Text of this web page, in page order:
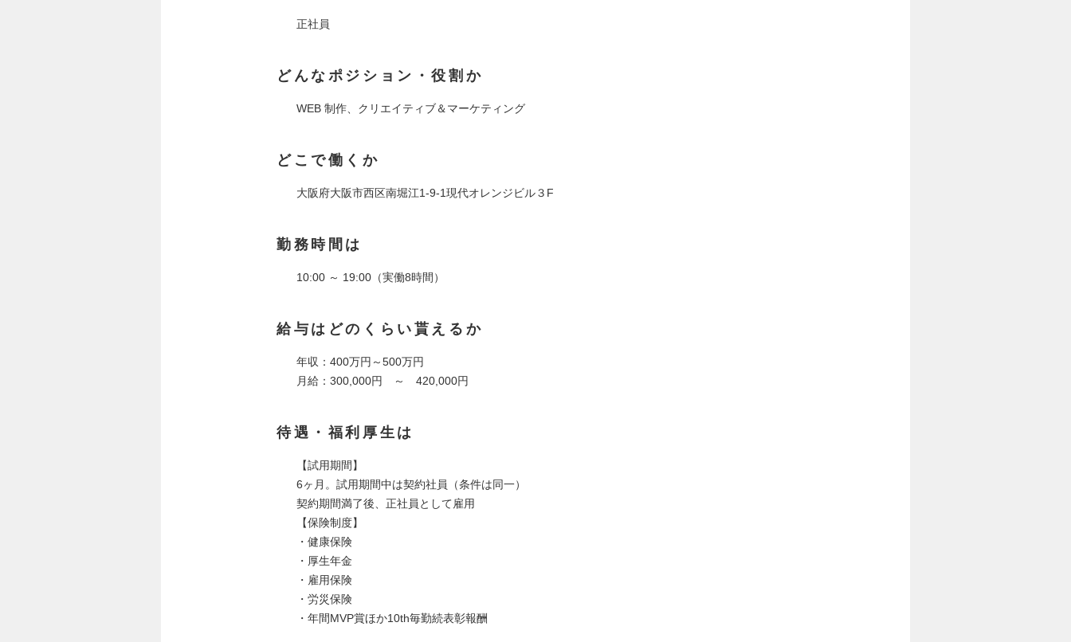
正社員
どんなポジション・役割か
WEB 制作、クリエイティブ＆マーケティング
どこで働くか
大阪府大阪市西区南堀江1-9-1現代オレンジビル３F
勤務時間は
10:00 ～ 19:00（実働8時間）
給与はどのくらい貰えるか
年収：400万円～500万円
月給：300,000円 ～ 420,000円
待遇・福利厚生は
【試用期間】
6ヶ月。試用期間中は契約社員（条件は同一）
契約期間満了後、正社員として雇用
【保険制度】
・健康保険
・厚生年金
・雇用保険
・労災保険
・年間MVP賞ほか10th毎勤続表彰報酬